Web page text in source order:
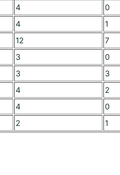
4
0
4
1
12
7
3
0
3
3
4
2
4
0
2 1